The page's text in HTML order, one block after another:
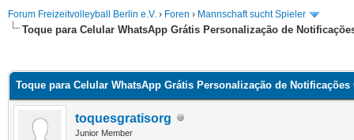
Forum Freizeitvolleyball Berlin e.V. › Foren › Mannschaft sucht Spieler
Toque para Celular WhatsApp Grátis Personalização de
Toque para Celular WhatsApp Grátis Personalização de Notificações
toquesgratisorg
Junior Member